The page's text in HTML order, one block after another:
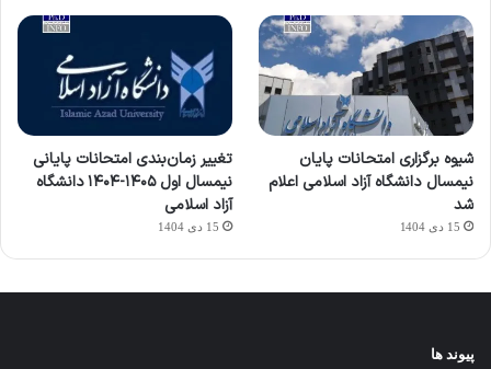
شیوه برگزاری امتحانات پایان
نیمسال دانشگاه آزاد اسلامی اعلام
شد
15 دی 1404
تغییر زمان‌بندی امتحانات پایانی
نیمسال اول ۱۴۰۵-۱۴۰۴ دانشگاه
آزاد اسلامی
15 دی 1404
پیوند ها